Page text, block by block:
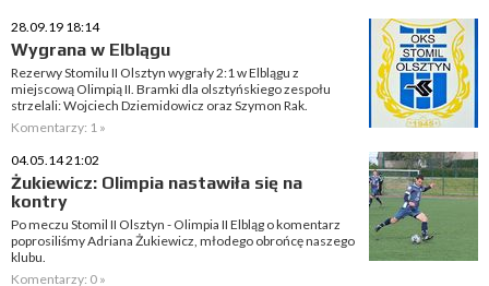
28.09.19 18:14
Wygrana w Elblągu
Rezerwy Stomilu II Olsztyn wygrały 2:1 w Elblągu z
miejscową Olimpią II. Bramki dla olsztyńskiego zespołu
strzelali: Wojciech Dziemidowicz oraz Szymon Rak.
Komentarzy: 1 »
04.05.14 21:02
Żukiewicz: Olimpia nastawiła się na
kontry
Po meczu Stomil II Olsztyn - Olimpia II Elbląg o komentarz
poprosiliśmy Adriana Żukiewicz, młodego obrońcę naszego
klubu.
Komentarzy: 0 »